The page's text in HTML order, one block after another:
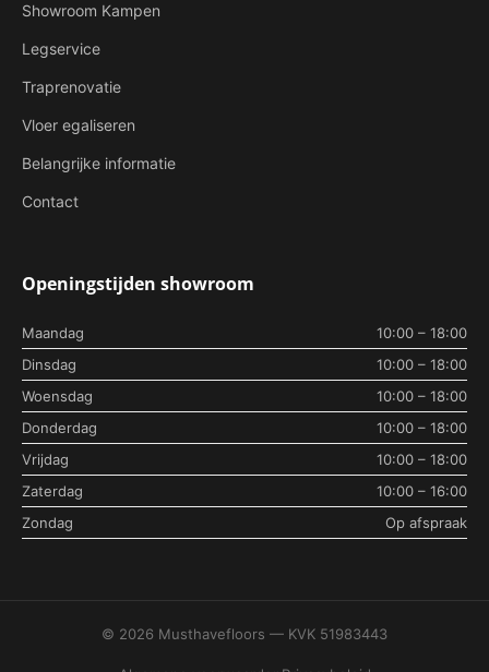
Showroom Kampen
Legservice
Traprenovatie
Vloer egaliseren
Belangrijke informatie
Contact
Openingstijden showroom
Maandag
10:00 – 18:00
Dinsdag
10:00 – 18:00
Woensdag
10:00 – 18:00
Donderdag
10:00 – 18:00
Vrijdag
10:00 – 18:00
Zaterdag
10:00 – 16:00
Zondag
Op afspraak
© 2026 Musthavefloors — KVK 51983443